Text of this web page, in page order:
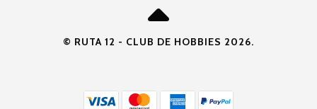
© RUTA 12 - CLUB DE HOBBIES 2026.